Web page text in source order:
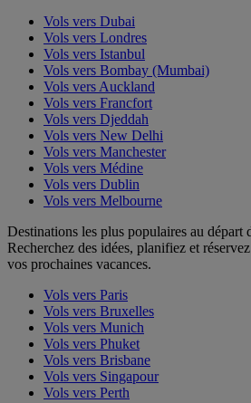
Vols vers Dubai
Vols vers Londres
Vols vers Istanbul
Vols vers Bombay (Mumbai)
Vols vers Auckland
Vols vers Francfort
Vols vers Djeddah
Vols vers New Delhi
Vols vers Manchester
Vols vers Médine
Vols vers Dublin
Vols vers Melbourne
Destinations les plus populaires au départ
Recherchez des idées, planifiez et
vos prochaines vacances.
Vols vers Paris
Vols vers Bruxelles
Vols vers Munich
Vols vers Phuket
Vols vers Brisbane
Vols vers Singapour
Vols vers Perth